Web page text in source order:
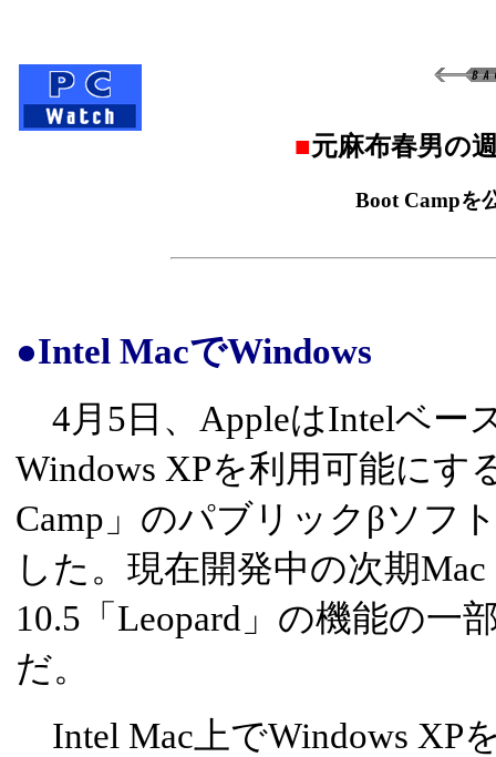
■元麻布春男の
Boot Campを
●Intel MacでWindows
4月5日、AppleはIntelベー
Windows XPを利用可能にす
Camp」のパブリックβソフ
した。現在開発中の次期Mac
10.5「Leopard」の機能の一
だ。
Intel Mac上でWindows XP